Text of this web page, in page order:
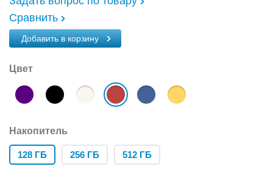
Сравнить
Добавить в корзину
Цвет
Накопитель
128 ГБ 256 ГБ 512 ГБ